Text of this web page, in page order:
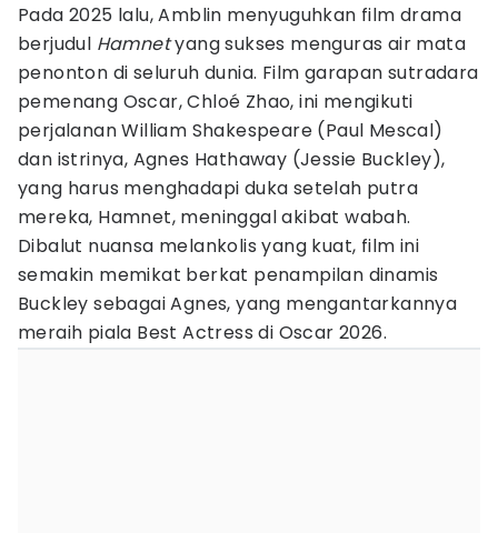
​Pada 2025 lalu, Amblin menyuguhkan film drama
berjudul Hamnetyang sukses menguras air mata
penonton di seluruh dunia. Film garapan sutradara
pemenang Oscar, Chloé Zhao, ini mengikuti
perjalanan William Shakespeare (Paul Mescal)
dan istrinya, Agnes Hathaway (Jessie Buckley),
yang harus menghadapi duka setelah putra
mereka, Hamnet, meninggal akibat wabah.
Dibalut nuansa melankolis yang kuat, film ini
semakin memikat berkat penampilan dinamis
Buckley sebagai Agnes, yang mengantarkannya
meraih piala Best Actress di Oscar 2026.